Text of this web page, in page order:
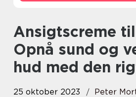
Ansigtscreme til mænd:
Opnå sund og
hud med den
25 oktober 2023
Peter